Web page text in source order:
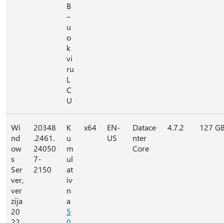
B
–
u
o
k
vi
ru
L
C
U
Wi
nd
ow
s
Ser
ver,
ver
zija
20
20348
.2461.
24050
7-
2150
K
u
m
ul
at
iv
n
a
5
x64
EN-
US
Datace
nter
Core
4.7.2 127